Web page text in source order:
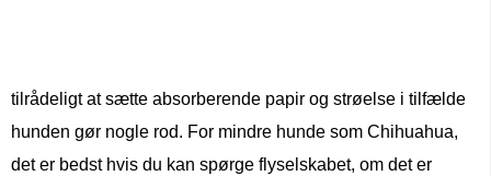
tilrådeligt at sætte absorberende papir og strøelse i tilfælde
hunden gør nogle rod. For mindre hunde som Chihuahua,
det er bedst hvis du kan spørge flyselskabet, om det er